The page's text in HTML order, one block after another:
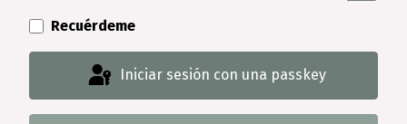
Recuérdeme
Iniciar sesión con una passkey